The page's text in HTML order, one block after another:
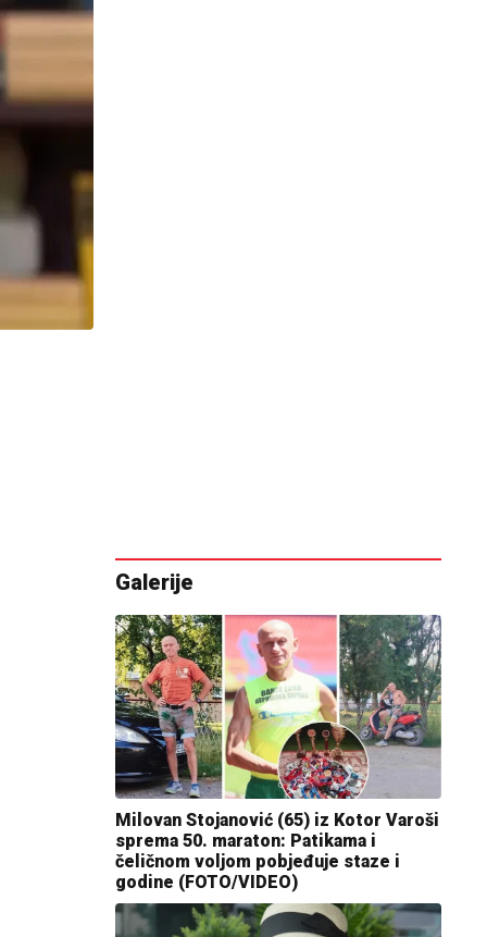
Galerije
Milovan Stojanović (65) iz Kotor Varoši
sprema 50. maraton: Patikama i
čeličnom voljom pobjeđuje staze i
godine (FOTO/VIDEO)